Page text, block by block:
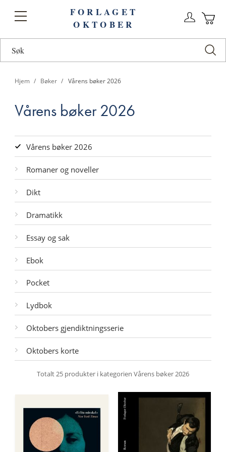
Toggle
FORLAGET
OKTOBER
Hjem Bøker Vårens bøker 2026
Vårens bøker 2026
Kategorier
Vårens bøker 2026
Romaner og noveller
Dikt
Dramatikk
Essay og sak
Ebok
Pocket
Lydbok
Oktobers gjendiktningsserie
Oktobers korte
Totalt25 produkter i kategorien Vårens bøker 2026